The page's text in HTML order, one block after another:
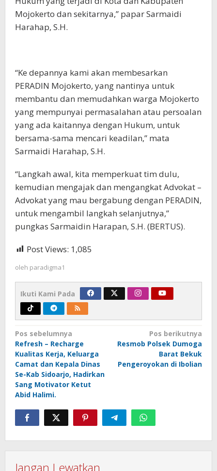
Mojokerto dan sekitarnya,” papar Sarmaidi
Harahap, S.H.
“Ke depannya kami akan membesarkan
PERADIN Mojokerto, yang nantinya untuk
membantu dan memudahkan warga Mojokerto
yang mempunyai permasalahan atau persoalan
yang ada kaitannya dengan Hukum, untuk
bersama-sama mencari keadilan,” mata
Sarmaidi Harahap, S.H.
“Langkah awal, kita memperkuat tim dulu,
kemudian mengajak dan mengangkat Advokat –
Advokat yang mau bergabung dengan PERADIN,
untuk mengambil langkah selanjutnya,”
pungkas Sarmaidin Harapan, S.H. (BERTUS).
Post Views: 1,085
oleh paradigma1
Ikuti Kami Pada
Navigasi
pos
Pos sebelumnya
Refresh – Recharge
Kualitas Kerja, Keluarga
Camat dan Kepala Dinas
Se-Kab Sidoarjo, Hadirkan
Sang Motivator Ketut
Abid Halimi.
Pos berikutnya
Resmob Polsek Dumoga
Barat Bekuk
Pengeroyokan di Ibolian
Jangan Lewatkan